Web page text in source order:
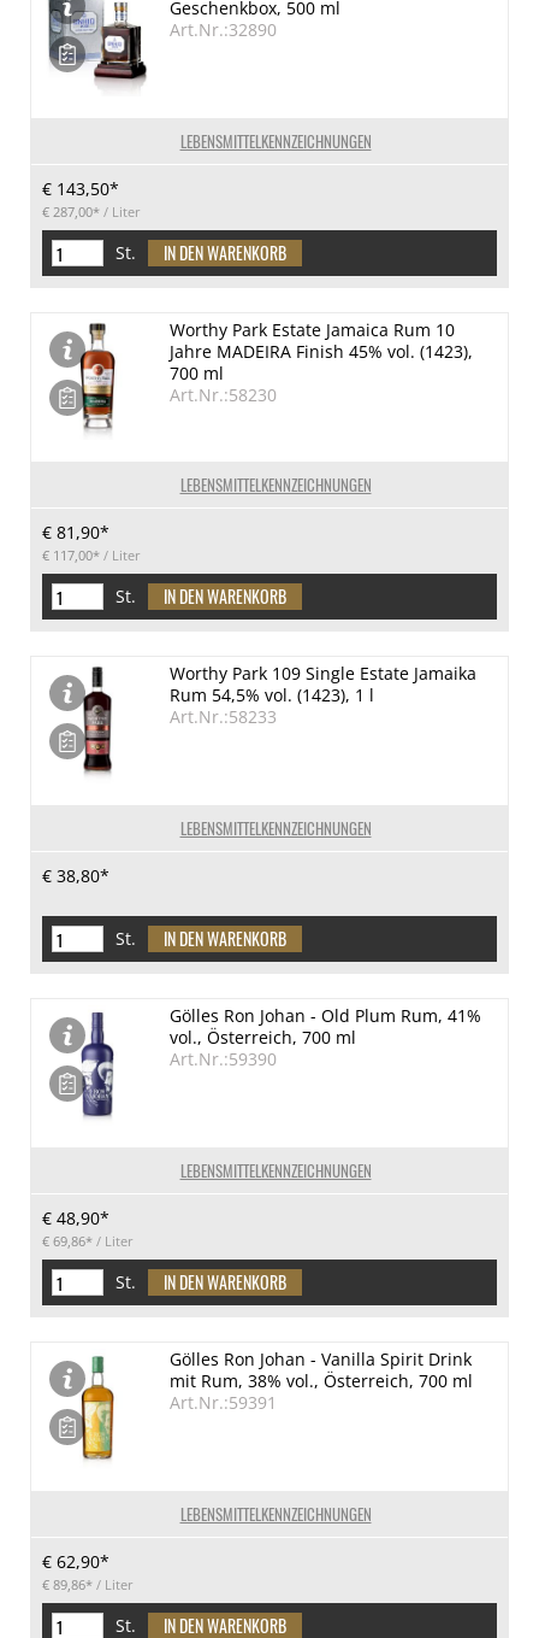
LEBENSMITTELKENNZEICHNUNGEN
Geschenkbox, 500 ml
Art.Nr.:32890
€ 143,50*
€ 287,00* / Liter
St.
LEBENSMITTELKENNZEICHNUNGEN
Worthy Park Estate Jamaica Rum 10
Jahre MADEIRA Finish 45% vol. (1423),
700 ml
Art.Nr.:58230
€ 81,90*
€ 117,00* / Liter
St.
LEBENSMITTELKENNZEICHNUNGEN
Worthy Park 109 Single Estate Jamaika
Rum 54,5% vol. (1423), 1 l
Art.Nr.:58233
€ 38,80*
St.
LEBENSMITTELKENNZEICHNUNGEN
Gölles Ron Johan - Old Plum Rum, 41%
vol., Österreich, 700 ml
Art.Nr.:59390
€ 48,90*
€ 69,86* / Liter
St.
LEBENSMITTELKENNZEICHNUNGEN
Gölles Ron Johan - Vanilla Spirit Drink
mit Rum, 38% vol., Österreich, 700 ml
Art.Nr.:59391
€ 62,90*
€ 89,86* / Liter
St.